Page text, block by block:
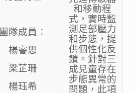
團隊成員︰
楊睿思
梁芷珊
楊珏希
和移動程
式，實時監
測足部壓力
和步態，提
供個性化反
饋。針對三
成兒童存在
步態異常的
問題，此項